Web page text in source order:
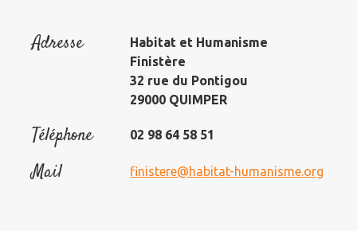
Adresse
Habitat et Humanisme
Finistère
32 rue du Pontigou
29000 QUIMPER
Téléphone 02 98 64 58 51
Mail finistere@habitat-humanisme.org